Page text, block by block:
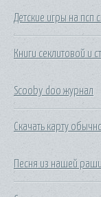
Детские игры на псп
Книги секлитовой и
Scooby doo журнал
Скачать карту
Песня из нашей